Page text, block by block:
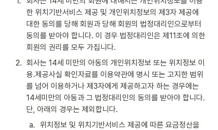
한 위치기반서비스 제공 및 개인위치정보의 제3자 제공에
대한 동의를 당해 회원과 당해 회원의 법정대리인으로부터
동의를 받아야 합니다. 이 경우 법정대리인은 제11조에 의한
회원의 권리를 모두 가집니다.
2. 회사는 14세 미만의 아동의 개인위치정보 또는 위치정보 이
용․제공사실 확인자료를 이용약관에 명시 또는 고지한 범위
를 넘어 이용하거나 제3자에게 제공하고자 하는 경우에는
14세미만의 아동과 그 법정대리인의 동의를 받아야 합니다.
단, 아래의 경우는 제외합니다.
a.
위치정보 및 위치기반서비스 제공에 따른 요금정산을